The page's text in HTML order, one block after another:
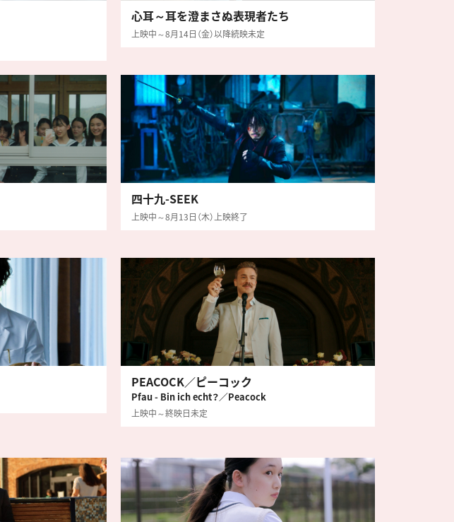
心耳～耳を澄まさぬ表現者たち
上映中～8月14日（金）以降続映未定
四十九-SEEK
上映中～8月13日（木）上映終了
PEACOCK／ピーコック
Pfau - Bin ich echt？／Peacock
上映中～終映日未定